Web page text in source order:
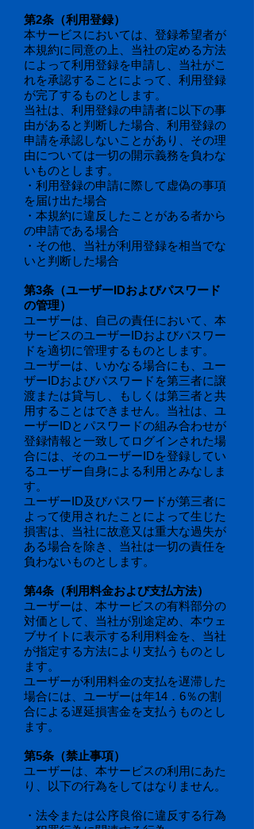
第2条（利用登録）
本サービスにおいては、登録希望者が
本規約に同意の上、当社の定める方法
によって利用登録を申請し、当社がこ
れを承認することによって、利用登録
が完了するものとします。
当社は、利用登録の申請者に以下の事
由があると判断した場合、利用登録の
申請を承認しないことがあり、その理
由については一切の開示義務を負わな
いものとします。
・利用登録の申請に際して虚偽の事項
を届け出た場合
・本規約に違反したことがある者から
の申請である場合
・その他、当社が利用登録を相当でな
いと判断した場合
第3条（ユーザーIDおよびパスワード
の管理）
ユーザーは、自己の責任において、本
サービスのユーザーIDおよびパスワー
ドを適切に管理するものとします。
ユーザーは、いかなる場合にも、ユー
ザーIDおよびパスワードを第三者に譲
渡または貸与し、もしくは第三者と共
用することはできません。当社は、ユ
ーザーIDとパスワードの組み合わせが
登録情報と一致してログインされた場
合には、そのユーザーIDを登録してい
るユーザー自身による利用とみなしま
す。
ユーザーID及びパスワードが第三者に
よって使用されたことによって生じた
損害は、当社に故意又は重大な過失が
ある場合を除き、当社は一切の責任を
負わないものとします。
第4条（利用料金および支払方法）
ユーザーは、本サービスの有料部分の
対価として、当社が別途定め、本ウェ
ブサイトに表示する利用料金を、当社
が指定する方法により支払うものとし
ます。
ユーザーが利用料金の支払を遅滞した
場合には、ユーザーは年14．6％の割
合による遅延損害金を支払うものとし
ます。
第5条（禁止事項）
ユーザーは、本サービスの利用にあた
り、以下の行為をしてはなりません。
・法令または公序良俗に違反する行為